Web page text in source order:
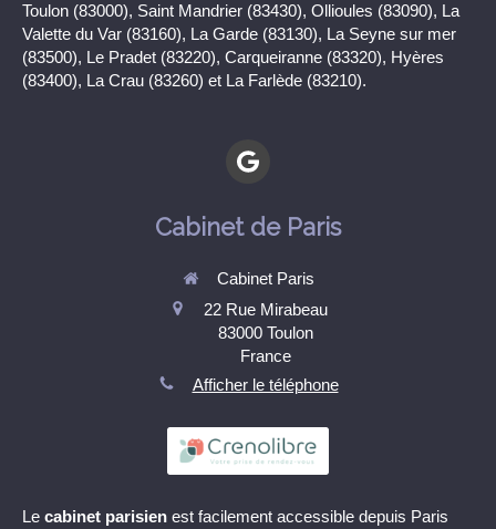
Toulon (83000), Saint Mandrier (83430), Ollioules (83090), La
Valette du Var (83160), La Garde (83130), La Seyne sur mer
(83500), Le Pradet (83220), Carqueiranne (83320), Hyères
(83400), La Crau (83260) et La Farlède (83210).
Cabinet de Paris
Cabinet Paris
22 Rue Mirabeau
83000 Toulon
France
Afficher le téléphone
Le cabinet parisien est facilement accessible depuis Paris